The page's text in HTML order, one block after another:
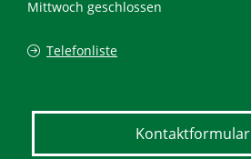
Mittwoch geschlossen
Telefonliste
Kontaktformular